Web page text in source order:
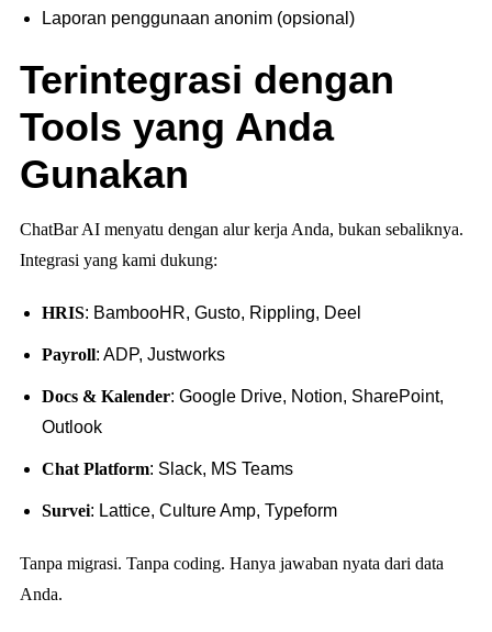
Laporan penggunaan anonim (opsional)
Terintegrasi dengan
Tools yang Anda
Gunakan
ChatBar AI menyatu dengan alur kerja Anda, bukan sebaliknya.
Integrasi yang kami dukung:
HRIS: BambooHR, Gusto, Rippling, Deel
Payroll: ADP, Justworks
Docs & Kalender: Google Drive, Notion, SharePoint,
Outlook
Chat Platform: Slack, MS Teams
Survei: Lattice, Culture Amp, Typeform
Tanpa migrasi. Tanpa coding. Hanya jawaban nyata dari data
Anda.